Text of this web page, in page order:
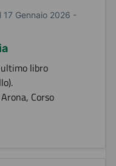
17 Gennaio 2026 -
libro
Corso